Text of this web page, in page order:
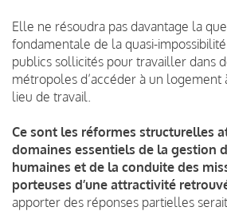
Elle ne résoudra pas davantage la
fondamentale de la quasi-
publics sollicités pour travailler dans
métropoles d’accéder à un
lieu de travail.
Ce sont les réformes structurelles
domaines essentiels de la gestion
humaines et de la conduite des
porteuses d’une attractivité
apporter des réponses partielles